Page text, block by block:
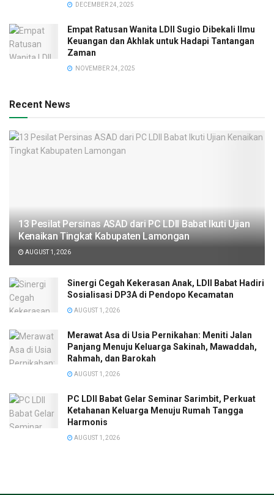
DECEMBER 24, 2025
Empat Ratusan Wanita LDII Sugio Dibekali Ilmu
Keuangan dan Akhlak untuk Hadapi Tantangan
Zaman
NOVEMBER 24, 2025
Recent News
13 Pesilat Persinas ASAD dari PC LDII Babat Ikuti Ujian
Kenaikan Tingkat Kabupaten Lamongan
AUGUST 1, 2026
Sinergi Cegah Kekerasan Anak, LDII Babat Hadiri
Sosialisasi DP3A di Pendopo Kecamatan
AUGUST 1, 2026
Merawat Asa di Usia Pernikahan: Meniti Jalan
Panjang Menuju Keluarga Sakinah, Mawaddah,
Rahmah, dan Barokah
AUGUST 1, 2026
PC LDII Babat Gelar Seminar Sarimbit, Perkuat
Ketahanan Keluarga Menuju Rumah Tangga
Harmonis
AUGUST 1, 2026